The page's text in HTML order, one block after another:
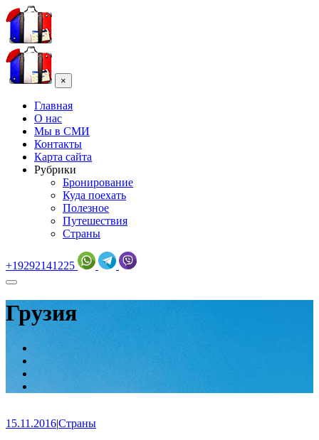
×
Главная
О нас
Мы в СМИ
Контакты
Карта сайта
Рубрики
Бронирование
Куда поехать
Полезное
Путешествия
Страны
+19292141225
Грузия
15.11.2016|Страны